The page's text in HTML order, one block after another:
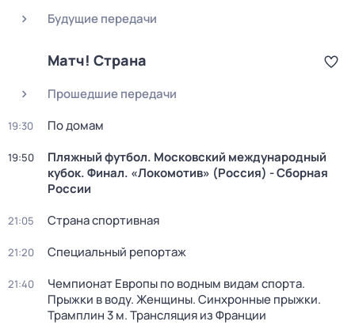
Будущие передачи
Матч! Страна
Прошедшие передачи
19:30 По домам
19:50
Пляжный футбол. Московский международный
кубок. Финал. «Локомотив» (Россия) - Сборная
России
21:05 Страна спортивная
21:20 Специальный репортаж
21:40
Чемпионат Европы по водным видам спорта.
Прыжки в воду. Женщины. Синхронные прыжки.
Трамплин 3 м. Трансляция из Франции